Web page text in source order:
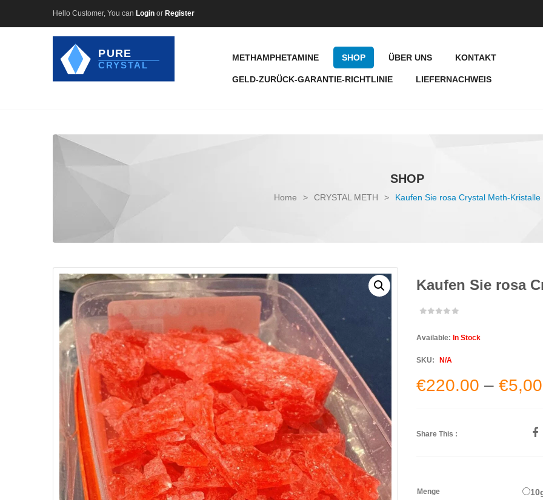
Hello Customer, You can Login or Register
METHAMPHETAMINE SHOP ÜBER UNS KONTAKT
GELD-ZURÜCK-GARANTIE-RICHTLINIE LIEFERNACHWEIS
SHOP
Home > CRYSTAL METH > Kaufen Sie rosa Crystal Meth-Kristalle
Kaufen Sie rosa
Available: In Stock
SKU: N/A
€220.00 – €
Share This :
Menge